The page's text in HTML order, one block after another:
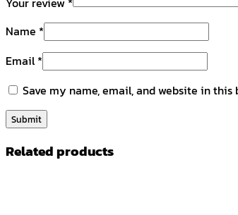
Name *
Email*
Save my name, email, and website in
Related products